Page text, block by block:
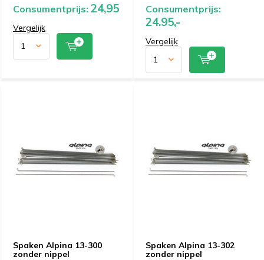
Consumentprijs: 24,95
Vergelijk
Consumentprijs:
24.95,-
Vergelijk
Spaken Alpina 13-300
zonder nippel
Spaken Alpina 13-302
zonder nippel